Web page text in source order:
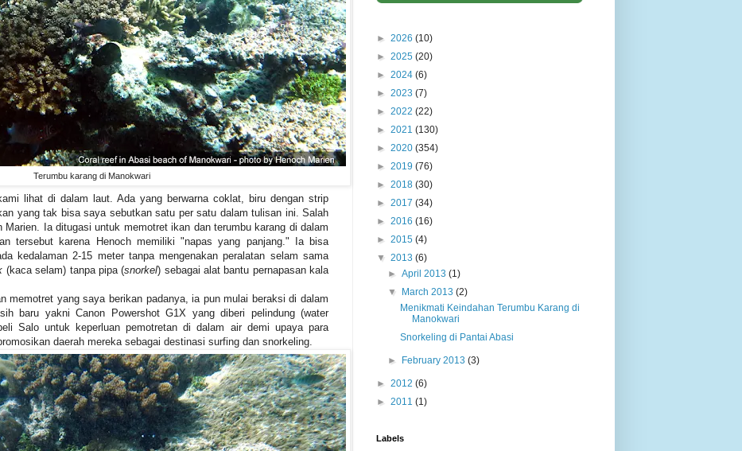
Terumbu karang di Manokwari
lihat di dalam laut. Ada yang berwarna coklat, biru dengan strip
yang tak bisa saya sebutkan satu per satu dalam tulisan ini. Salah
Ia ditugasi untuk memotret ikan dan terumbu karang di dalam
tersebut karena Henoch memiliki "napas yang panjang." Ia bisa
kedalaman 2-15 meter tanpa mengenakan peralatan selam sama
(kaca selam) tanpa pipa (snorkel) sebagai alat bantu pernapasan kala
memotret yang saya berikan padanya, ia pun mulai beraksi di dalam
baru yakni Canon Powershot G1X yang diberi pelindung (water
Salo untuk keperluan pemotretan di dalam air demi upaya para
daerah mereka sebagai destinasi surfing dan snorkeling.
► 2026 (10)
► 2025 (20)
► 2024 (6)
► 2023 (7)
► 2022 (22)
► 2021 (130)
► 2020 (354)
► 2019 (76)
► 2018 (30)
► 2017 (34)
► 2016 (16)
► 2015 (4)
▼ 2013 (6)
►April 2013(1)
▼ March 2013(2)
Menikmati Keindahan Terumbu Karang di
Manokwari
Snorkeling di Pantai Abasi
► February 2013(3)
► 2012 (6)
► 2011 (1)
Labels